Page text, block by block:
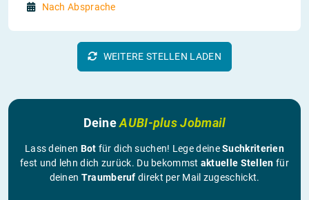
Nach Absprache
WEITERE STELLEN LADEN
DeineAUBI-plus Jobmail
Lass deinen Bot für dich suchen! Lege deineSuchkriterien
fest und lehn dich zurück. Du bekommst aktuelle Stellen für
deinen Traumberuf direkt per Mail zugeschickt.